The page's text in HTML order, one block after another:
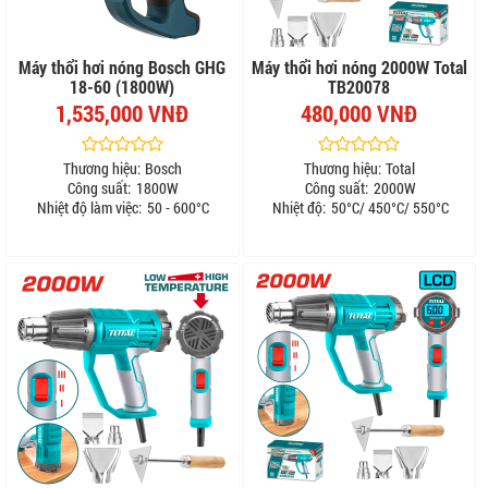
Máy thổi hơi nóng Bosch GHG
18-60 (1800W)
1,535,000 VNĐ
Thương hiệu: Bosch
Công suất: 1800W
Nhiệt độ làm việc: 50 - 600°C
Máy thổi hơi nóng 2000W Total
TB20078
480,000 VNĐ
Thương hiệu: Total
Công suất: 2000W
Nhiệt độ: 50°C/ 450°C/ 550°C